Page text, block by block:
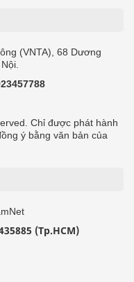
(VNTA), 68 Dương
Chỉ được phát hành
ý bằng văn bản của
(Tp.HCM)